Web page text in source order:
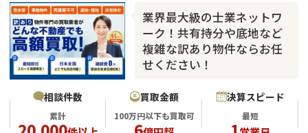
業界最大級の士業ネットワ
ーク！共有持分や底地など
複雑な訳あり物件ならお任
せください！
相談件数
累計
買取金額
100万円以下も買取可
決算スピード
最短